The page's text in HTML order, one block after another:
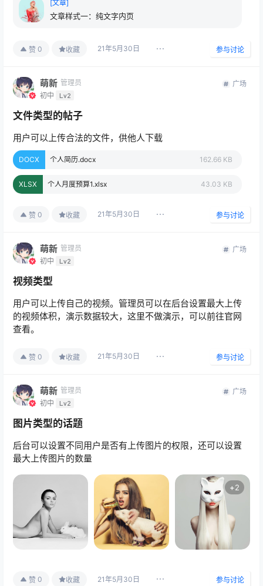
[文章]
文章样式一：纯文字内页
赞 0 收藏 21年5月30日 参与讨论
萌新 管理员
初中
Lv2
广场
文件类型的帖子
用户可以上传合法的文件，供他人下载
DOCX 个人简历.docx 162.66 KB
XLSX 个人月度预算1.xlsx 43.03 KB
赞 0 收藏 21年5月30日 参与讨论
萌新 管理员
初中
Lv2
广场
视频类型
用户可以上传自己的视频。管理员可以在后台设置最大上传
的视频体积，演示数据较大，这里不做演示，可以前往官网
查看。
赞 0 收藏 21年5月30日 参与讨论
萌新 管理员
初中
Lv2
广场
图片类型的话题
后台可以设置不同用户是否有上传图片的权限，还可以设置
最大上传图片的数量
+2
赞 0 收藏 21年5月30日 参与讨论